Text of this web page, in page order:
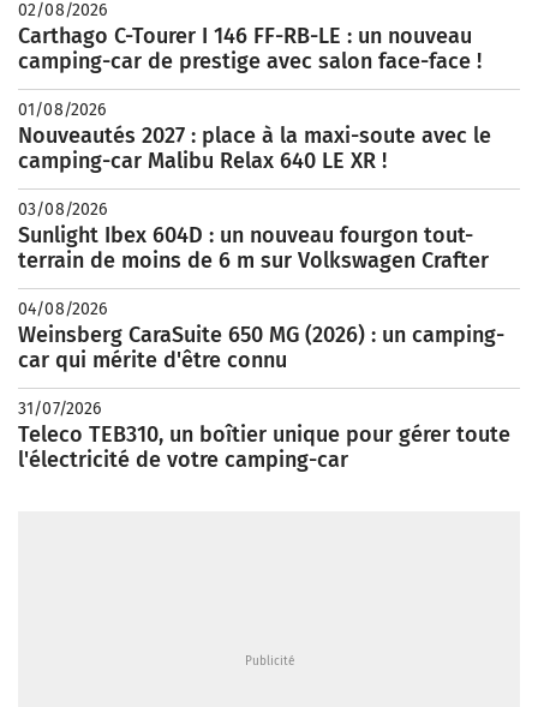
02/08/2026
Carthago C-Tourer I 146 FF-RB-LE : un nouveau
camping-car de prestige avec salon face-face !
01/08/2026
Nouveautés 2027 : place à la maxi-soute avec le
camping-car Malibu Relax 640 LE XR !
03/08/2026
Sunlight Ibex 604D : un nouveau fourgon tout-
terrain de moins de 6 m sur Volkswagen Crafter
04/08/2026
Weinsberg CaraSuite 650 MG (2026) : un camping-
car qui mérite d'être connu
31/07/2026
Teleco TEB310, un boîtier unique pour gérer toute
l'électricité de votre camping-car